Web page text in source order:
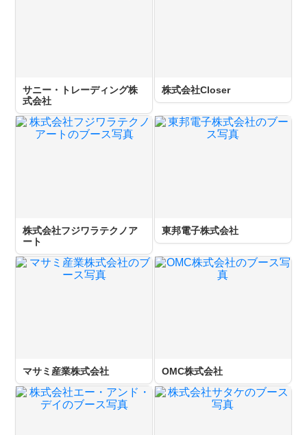
サニー・トレーディング株
式会社
株式会社Closer
株式会社フジワラテクノア
ート
東邦電子株式会社
マサミ産業株式会社 OMC株式会社